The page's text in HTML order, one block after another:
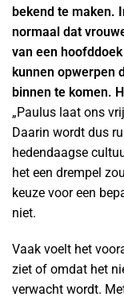
bekend te maken.
normaal dat
van een
kunnen opwerpen
binnen te komen.
„Paulus laat ons
Daarin wordt dus
hedendaagse
het een drempel
keuze voor een
niet.
Vaak voelt het
ziet of omdat het
verwacht wordt.